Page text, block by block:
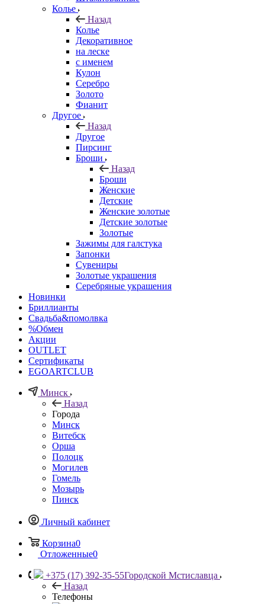
Колье
Назад
Колье
Декоративное
на леске
с именем
Кулон
Серебро
Золото
Фианит
Другое
Назад
Другое
Пирсинг
Броши
Назад
Броши
Женские
Детские
Женские золотые
Детские золотые
Золотые
Зажимы для галстука
Запонки
Сувениры
Золотые украшения
Серебряные украшения
Новинки
Бриллианты
Свадьба&помолвка
%Обмен
Акции
OUTLET
Сертификаты
EGOARTCLUB
Минск
Назад
Города
Минск
Витебск
Орша
Полоцк
Могилев
Гомель
Мозырь
Пинск
Личный кабинет
Корзина0
Отложенные0
+375 (17) 392-35-55Городской Мстиславца
Назад
Телефоны